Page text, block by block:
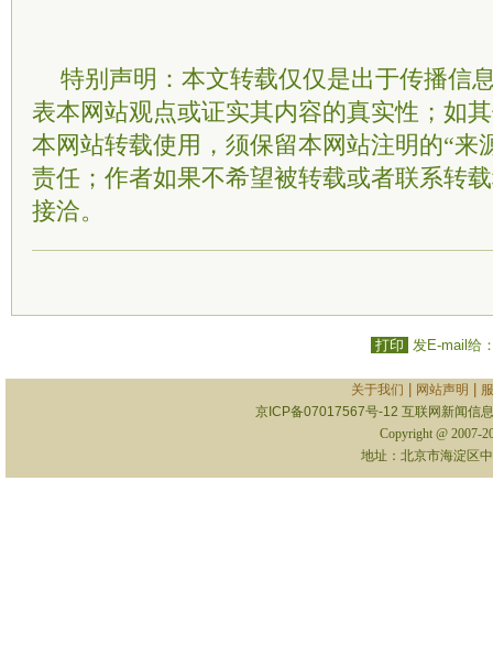
特别声明：本文转载仅仅是出于传播信
表本网站观点或证实其内容的真实性；如
本网站转载使用，须保留本网站注明的“来
责任；作者如果不希望被转载或者联系转
接洽。
打印 发E-mail给
关于我们 网站声明
京ICP备07017567号-12 互联网新闻信
Copyright @ 2007-
地址：北京市海淀区